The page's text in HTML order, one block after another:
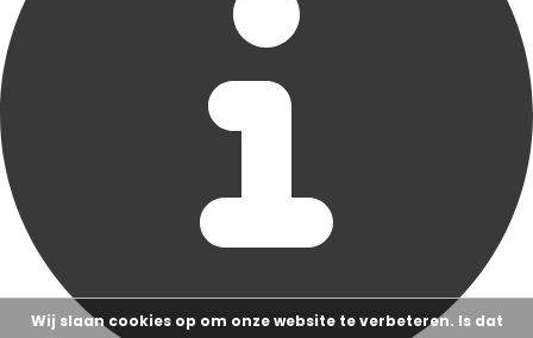
Wij slaan cookies op om onze website te verbeteren. Is dat